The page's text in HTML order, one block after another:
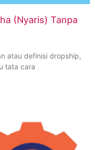
(Nyaris) Tanpa
atau definisi dropship,
tata cara